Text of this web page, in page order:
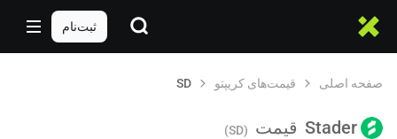
ثبت‌نام
صفحه اصلی قیمت‌های کریپتو SD
Stader قیمت (SD)